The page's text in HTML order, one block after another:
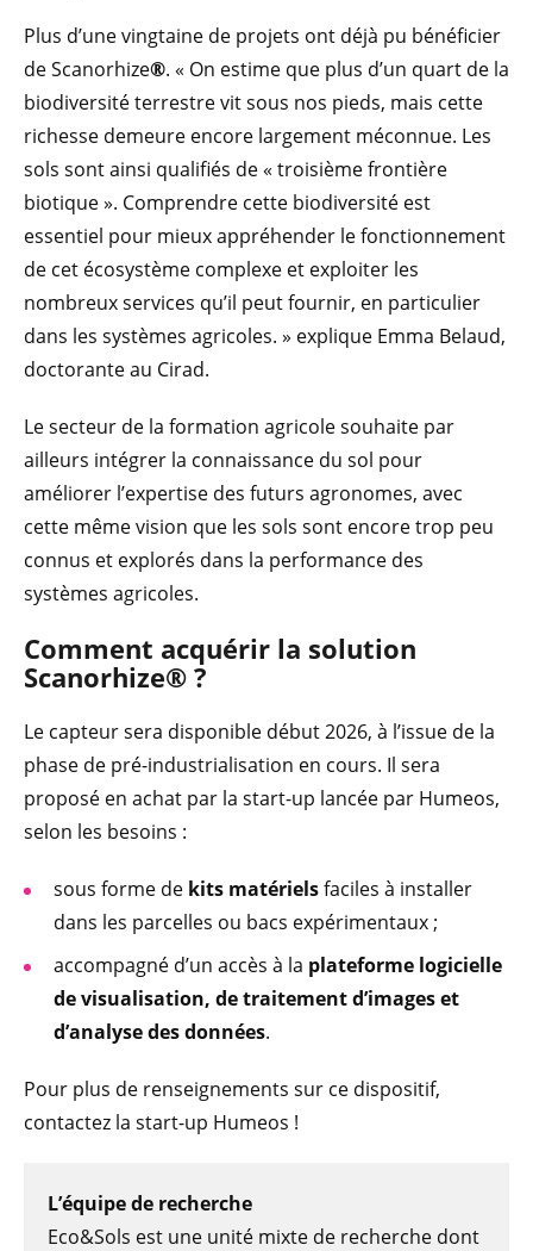
Plus d’une vingtaine de projets ont déjà pu bénéficier
de Scanorhize®. « On estime que plus d’un quart de la
biodiversité terrestre vit sous nos pieds, mais cette
richesse demeure encore largement méconnue. Les
sols sont ainsi qualifiés de « troisième frontière
biotique ». Comprendre cette biodiversité est
essentiel pour mieux appréhender le fonctionnement
de cet écosystème complexe et exploiter les
nombreux services qu’il peut fournir, en particulier
dans les systèmes agricoles. » explique Emma Belaud,
doctorante au Cirad.
Le secteur de la formation agricole souhaite par
ailleurs intégrer la connaissance du sol pour
améliorer l’expertise des futurs agronomes, avec
cette même vision que les sols sont encore trop peu
connus et explorés dans la performance des
systèmes agricoles.
Comment acquérir la solution
Scanorhize® ?
Le capteur sera disponible début 2026, à l’issue de la
phase de pré-industrialisation en cours. Il sera
proposé en achat par la start-up lancée par Humeos,
selon les besoins :
sous forme de kits matérielsfaciles à installer
dans les parcelles ou bacs expérimentaux ;
accompagné d’un accès à la plateforme logicielle
de visualisation, de traitement d’images et
d’analyse des données.
Pour plus de renseignements sur ce dispositif,
contactez la start-up Humeos !
L’équipe de recherche
Eco&Sols est une unité mixte de recherche dont